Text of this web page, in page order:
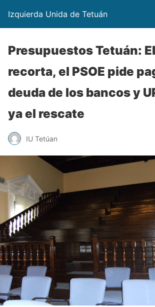
Izquierda Unida de Tetuán
Presupuestos Tetuán:
recorta, el PSOE pide
deuda de los bancos y
ya el rescate
IU Tetúan